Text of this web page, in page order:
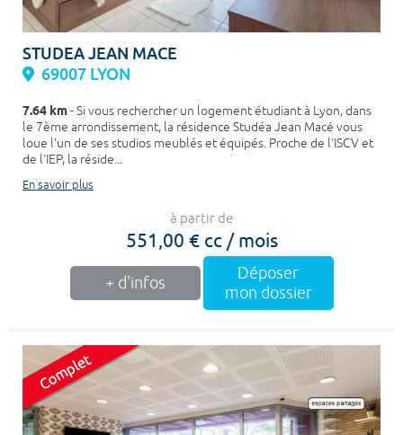
STUDEA JEAN MACE
69007 LYON
7.64 km- Si vous rechercher un logement étudiant à Lyon, dans
le 7ème arrondissement, la résidence Studéa Jean Macé vous
loue l'un de ses studios meublés et équipés. Proche de l'ISCV et
de l'IEP, la réside...
En savoir plus
à partir de
551,00 € cc / mois
+ d'infos
Déposer
mon dossier